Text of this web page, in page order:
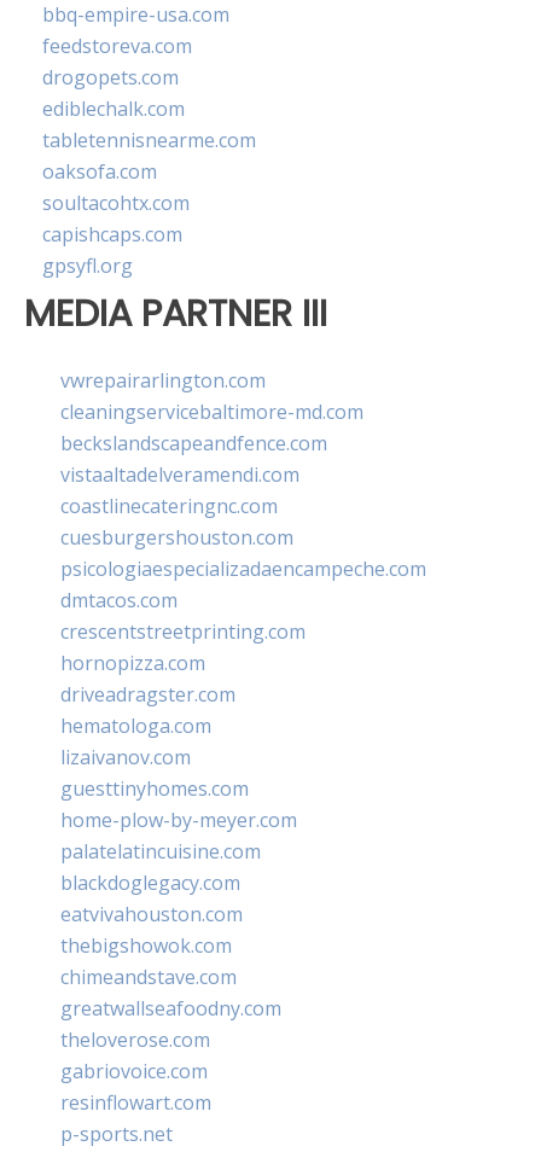
bbq-empire-usa.com
feedstoreva.com
drogopets.com
ediblechalk.com
tabletennisnearme.com
oaksofa.com
soultacohtx.com
capishcaps.com
gpsyfl.org
MEDIA PARTNER III
vwrepairarlington.com
cleaningservicebaltimore-md.com
beckslandscapeandfence.com
vistaaltadelveramendi.com
coastlinecateringnc.com
cuesburgershouston.com
psicologiaespecializadaencampeche.com
dmtacos.com
crescentstreetprinting.com
hornopizza.com
driveadragster.com
hematologa.com
lizaivanov.com
guesttinyhomes.com
home-plow-by-meyer.com
palatelatincuisine.com
blackdoglegacy.com
eatvivahouston.com
thebigshowok.com
chimeandstave.com
greatwallseafoodny.com
theloverose.com
gabriovoice.com
resinflowart.com
p-sports.net